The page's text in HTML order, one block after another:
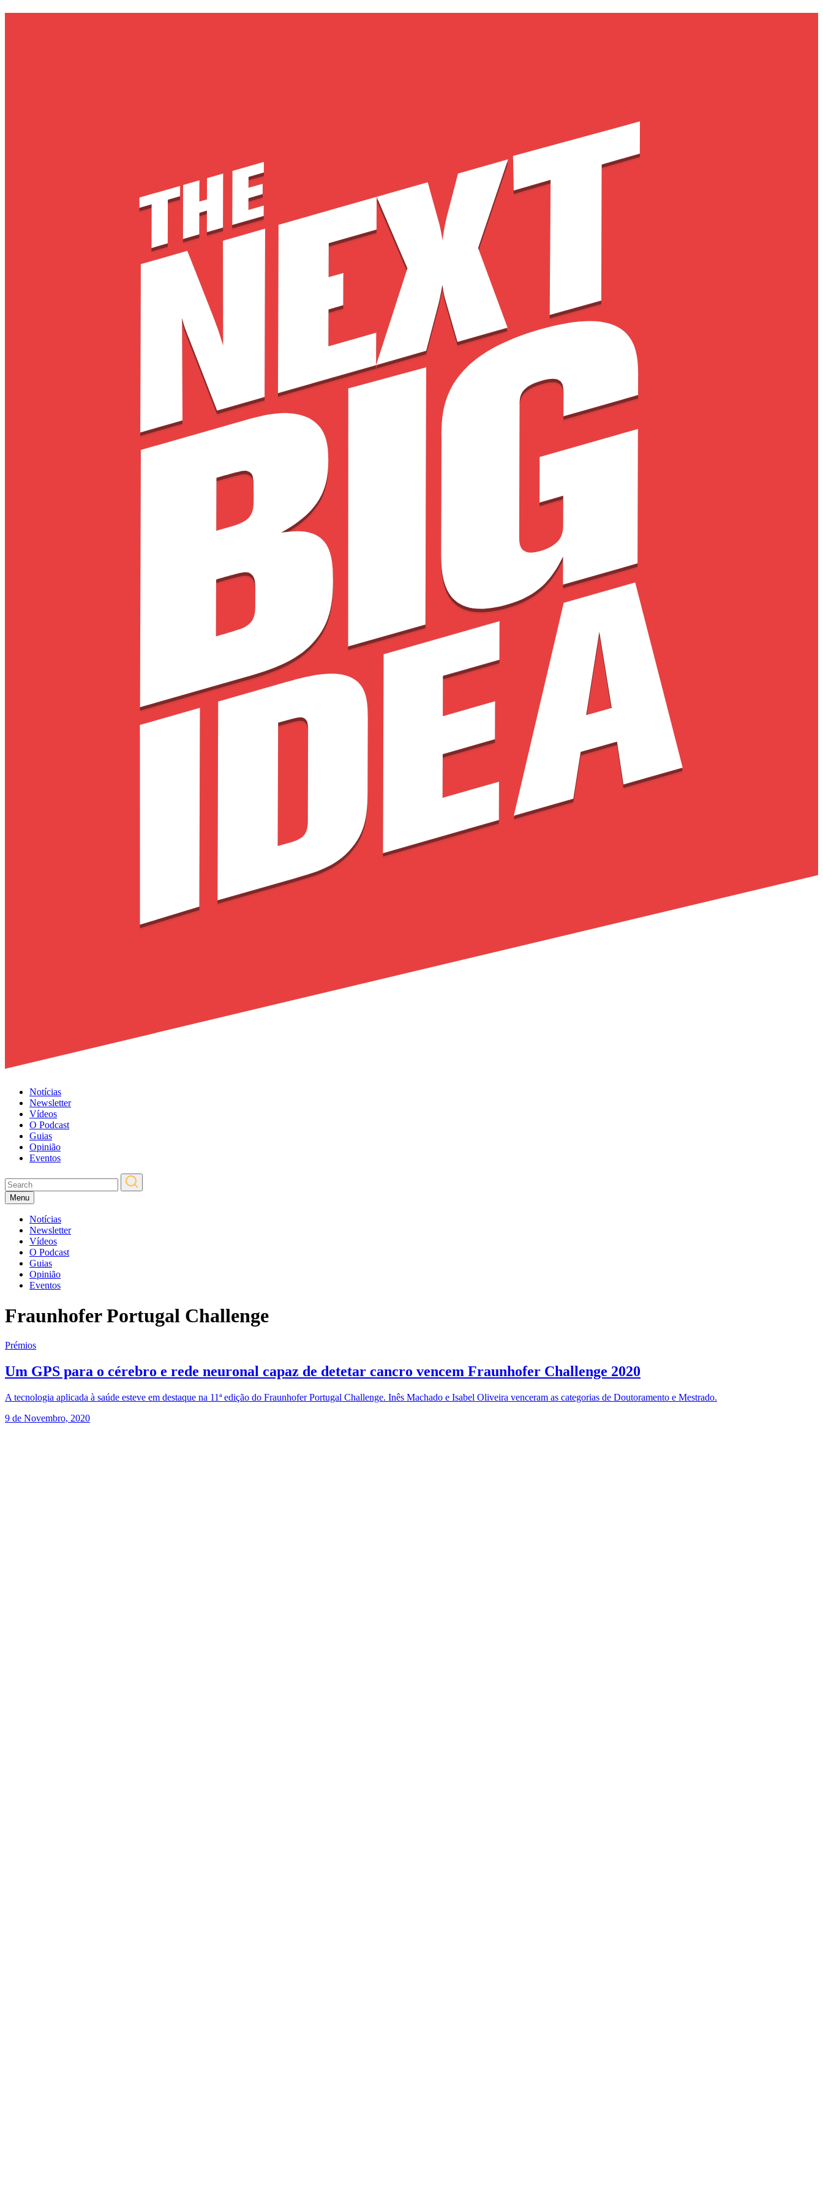
Notícias
Newsletter
Vídeos
O Podcast
Guias
Opinião
Eventos
Menu
Notícias
Newsletter
Vídeos
O Podcast
Guias
Opinião
Eventos
Fraunhofer Portugal Challenge
Prémios
Um GPS para o cérebro e rede neuronal capaz de detetar cancro vencem Fraunhofer Challenge 2020
A tecnologia aplicada à saúde esteve em destaque na 11ª edição do Fraunhofer Portugal Challenge. Inês Machado e Isabel Oliveira venceram as categorias de Doutoramento e Mestrado.
9 de Novembro, 2020